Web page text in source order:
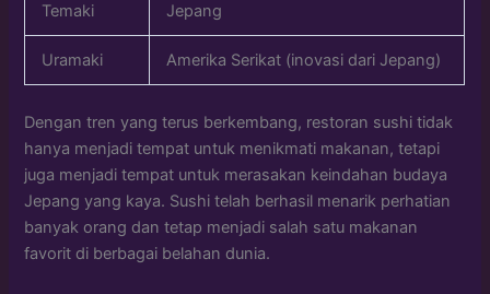
Temaki Jepang
Uramaki Amerika Serikat (inovasi dari Jepang)
Dengan tren yang terus berkembang, restoran sushi tidak
hanya menjadi tempat untuk menikmati makanan, tetapi
juga menjadi tempat untuk merasakan keindahan budaya
Jepang yang kaya. Sushi telah berhasil menarik perhatian
banyak orang dan tetap menjadi salah satu makanan
favorit di berbagai belahan dunia.